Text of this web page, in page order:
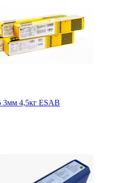
4,5кг ESAB